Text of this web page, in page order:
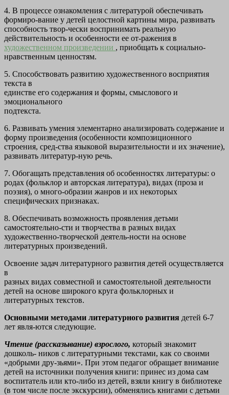
4. В процессе ознакомления с литературой обеспечивать
формиро-вание у детей целостной картины мира, развивать
способность твор-чески воспринимать реальную
действительность и особенности ее от-ражения в
художественном произведении , приобщать к социально-
нравственным ценностям.
5. Способствовать развитию художественного восприятия
текста в
единстве его содержания и формы, смыслового и
эмоционального
подтекста.
6. Развивать умения элементарно анализировать содержание и
форму произведения (особенности композиционного
строения, сред-ства языковой выразительности и их значение),
развивать литератур-ную речь.
7. Обогащать представления об особенностях литературы: о
родах (фольклор и авторская литература), видах (проза и
поэзия), о много-образии жанров и их некоторых
специфических признаках.
8. Обеспечивать возможность проявления детьми
самостоятельно-сти и творчества в разных видах
художественно-творческой деятель-ности на основе
литературных произведений.
Освоение задач литературного развития детей осуществляется
в
разных видах совместной и самостоятельной деятельности
детей на основе широкого круга фольклорных и
литературных текстов.
Основными методами литературного развития детей 6-7
лет явля-ются следующие.
Чтение (рассказывание) взрослого, который знакомит
дошколь- ников с литературными текстами, как со своими
«добрыми дру-зьями». При этом педагог обращает внимание
детей на источники получения книги: принес из дома сам
воспитатель или кто-либо из детей, взяли книгу в библиотеке
(в том числе после экскурсии), обменялись книгами с детьми